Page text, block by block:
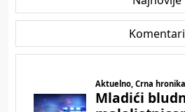
Komentari